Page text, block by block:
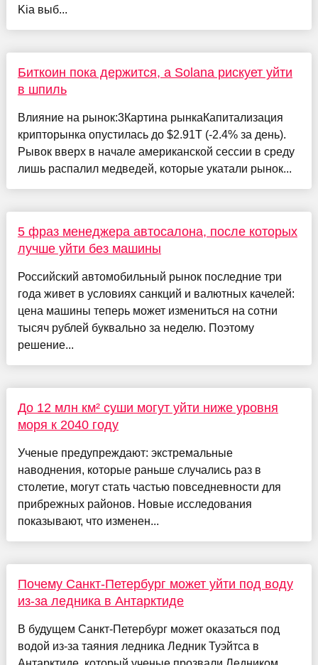
Kia выб...
Биткоин пока держится, а Solana рискует уйти
в шпиль
Влияние на рынок:3Картина рынкаКапитализация
крипторынка опустилась до $2.91T (-2.4% за день).
Рывок вверх в начале американской сессии в среду
лишь распалил медведей, которые укатали рынок...
5 фраз менеджера автосалона, после которых
лучше уйти без машины
Российский автомобильный рынок последние три
года живет в условиях санкций и валютных качелей:
цена машины теперь может измениться на сотни
тысяч рублей буквально за неделю. Поэтому
решение...
До 12 млн км² суши могут уйти ниже уровня
моря к 2040 году
Ученые предупреждают: экстремальные
наводнения, которые раньше случались раз в
столетие, могут стать частью повседневности для
прибрежных районов. Новые исследования
показывают, что изменен...
Почему Санкт-Петербург может уйти под воду
из-за ледника в Антарктиде
В будущем Санкт-Петербург может оказаться под
водой из-за таяния ледника Ледник Туэйтса в